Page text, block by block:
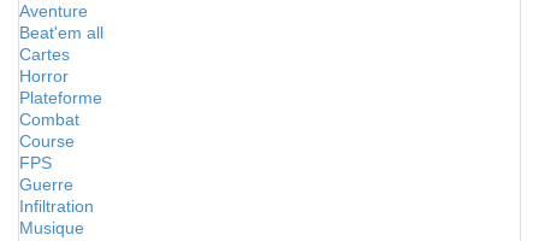
Aventure
Beat'em all
Cartes
Horror
Plateforme
Combat
Course
FPS
Guerre
Infiltration
Musique